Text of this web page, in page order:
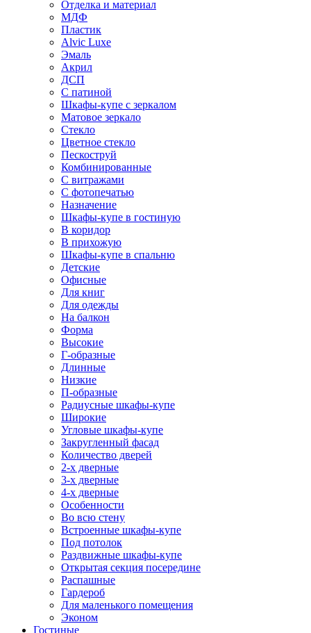
Отделка и материал
МДФ
Пластик
Alvic Luxe
Эмаль
Акрил
ДСП
С патиной
Шкафы-купе с зеркалом
Матовое зеркало
Стекло
Цветное стекло
Пескоструй
Комбинированные
С витражами
С фотопечатью
Назначение
Шкафы-купе в гостиную
В коридор
В прихожую
Шкафы-купе в спальню
Детские
Офисные
Для книг
Для одежды
На балкон
Форма
Высокие
Г-образные
Длинные
Низкие
П-образные
Радиусные шкафы-купе
Широкие
Угловые шкафы-купе
Закругленный фасад
Количество дверей
2-х дверные
3-х дверные
4-х дверные
Особенности
Во всю стену
Встроенные шкафы-купе
Под потолок
Раздвижные шкафы-купе
Открытая секция посередине
Распашные
Гардероб
Для маленького помещения
Эконом
Гостиные